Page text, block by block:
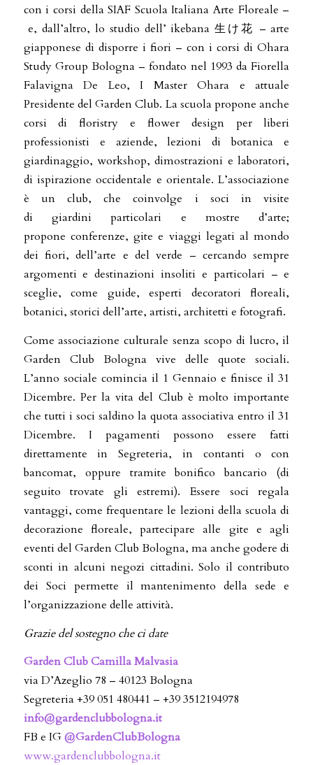
con i corsi della SIAF Scuola Italiana Arte Floreale –
e, dall’altro, lo studio dell’ ikebana 生け花 – arte
giapponese di disporre i fiori – con i corsi di Ohara
Study Group Bologna – fondato nel 1993 da Fiorella
Falavigna De Leo, I Master Ohara e attuale
Presidente del Garden Club. La scuola propone anche
corsi di floristry e flower design per liberi
professionisti e aziende, lezioni di botanica e
giardinaggio, workshop, dimostrazioni e laboratori,
di ispirazione occidentale e orientale. L’associazione
è un club, che coinvolge i soci in visite
di giardini particolari e mostre d’arte;
propone conferenze, gite e viaggi legati al mondo
dei fiori, dell’arte e del verde – cercando sempre
argomenti e destinazioni insoliti e particolari – e
sceglie, come guide, esperti decoratori floreali,
botanici, storici dell’arte, artisti, architetti e fotografi.
Come associazione culturale senza scopo di lucro, il
Garden Club Bologna vive delle quote sociali.
L’anno sociale comincia il 1 Gennaio e finisce il 31
Dicembre. Per la vita del Club è molto importante
che tutti i soci saldino la quota associativa entro il 31
Dicembre. I pagamenti possono essere fatti
direttamente in Segreteria, in contanti o con
bancomat, oppure tramite bonifico bancario (di
seguito trovate gli estremi). Essere soci regala
vantaggi, come frequentare le lezioni della scuola di
decorazione floreale, partecipare alle gite e agli
eventi del Garden Club Bologna, ma anche godere di
sconti in alcuni negozi cittadini. Solo il contributo
dei Soci permette il mantenimento della sede e
l’organizzazione delle attività.
Grazie del sostegno che ci date
Garden Club Camilla Malvasia
via D’Azeglio 78 – 40123 Bologna
Segreteria +39 051 480441 – +39 3512194978
info@gardenclubbologna.it
FB e IG@GardenClubBologna
www.gardenclubbologna.it